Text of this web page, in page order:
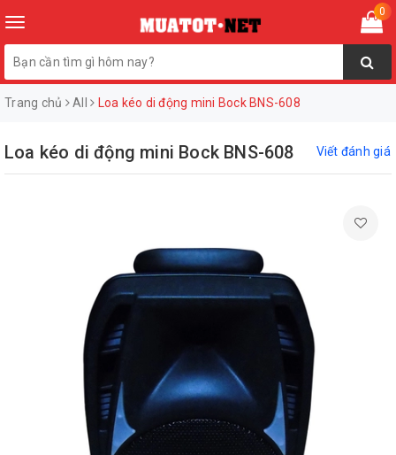
Toggle
navigation
0
Trang chủ All Loa kéo di động mini Bock BNS-608
Loa kéo di động mini Bock BNS-608 Viết đánh giá